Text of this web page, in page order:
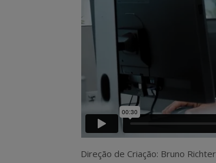
Direção de Criação: Bruno